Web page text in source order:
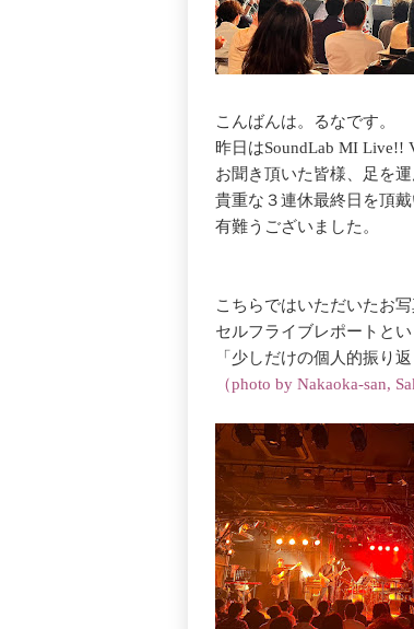
こんばんは。るなです。
昨日はSoundLab MI Live!!
お聞き頂いた皆様、足を運
貴重な３連休最終日を頂戴
有難うございました。
こちらではいただいたお
セルフライブレポートとい
「少しだけの個人的振り
（photo by Nakaoka-san,